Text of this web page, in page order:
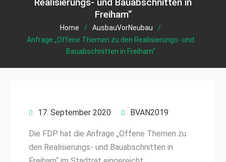
Freiham“
Home
AusbauVorNeubau
Anfrage „Offene Themen zu den Realisierungs- und
Bauabschnitten in Freiham“
17. September 2020 BVAN2019
Die FDP hat die Anfrage „Offene Themen zu
den Realisierungs- und Bauabschnitten in